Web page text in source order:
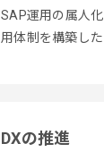
SAP運用の属人
用体制を構築した
DXの推進